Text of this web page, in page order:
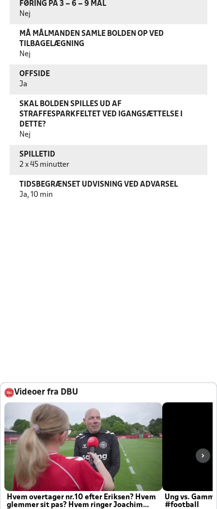
FØRING PÅ 3 – 6 – 9 MÅL
Nej
MÅ MÅLMANDEN SAMLE BOLDEN OP VED
TILBAGELÆGNING
Nej
OFFSIDE
Ja
SKAL BOLDEN SPILLES UD AF
STRAFFESPARKFELTET VED IGANGSÆTTELSE I
DETTE?
Nej
SPILLETID
2 x 45 minutter
TIDSBEGRÆNSET UDVISNING VED ADVARSEL
Ja, 10 min
Videoer fra DBU
Hvem overtager nr.10 efter Eriksen? Hvem
glemmer sit pas? Hvem ringer Joachim
Ung vs.
#football